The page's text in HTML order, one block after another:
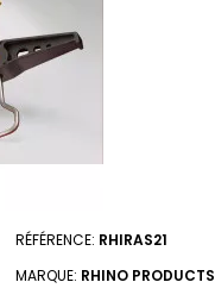
RÉFÉRENCE: RHIRAS21
MARQUE: RHINO PRODUCTS